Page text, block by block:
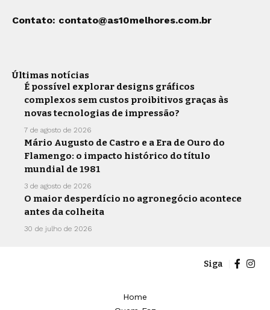
Contato: contato@as10melhores.com.br
Últimas notícias
É possível explorar designs gráficos
complexos sem custos proibitivos graças às
novas tecnologias de impressão?
7 de agosto de 2026
Mário Augusto de Castro e a Era de Ouro do
Flamengo: o impacto histórico do título
mundial de 1981
3 de agosto de 2026
O maior desperdício no agronegócio acontece
antes da colheita
30 de julho de 2026
Siga
Home